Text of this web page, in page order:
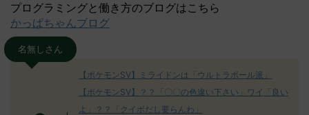
プログラミングと働き方のブログはこちら
かっぱちゃんブログ
名無しさん
【ポケモンSV】ミライドンは「ウルトラボール派」
【ポケモンSV】？？「〇〇の色違い下さい」ワイ「良い
よ」？？「クイボだし要らんわ」